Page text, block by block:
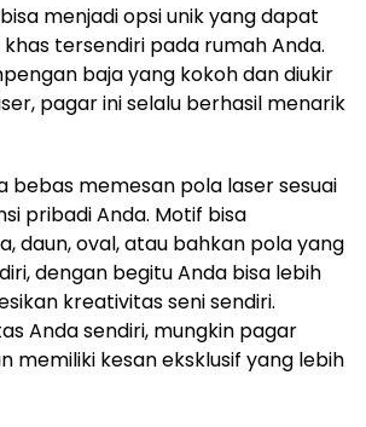
menjadi opsi unik yang dapat
tersendiri pada rumah Anda.
baja yang kokoh dan diukir
pagar ini selalu berhasil menarik
bebas memesan pola laser sesuai
pribadi Anda. Motif bisa
daun, oval, atau bahkan pola yang
dengan begitu Anda bisa lebih
kreativitas seni sendiri.
Anda sendiri, mungkin pagar
memiliki kesan eksklusif yang lebih